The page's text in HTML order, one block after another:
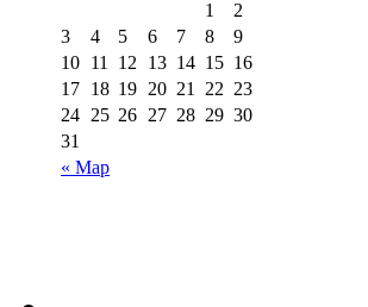
« Мар
1
2
3
4 5 6 7 8
9
10 11 12 13 14 15 16
17 18 19 20 21 22 23
24 25 26 27 28 29 30
31